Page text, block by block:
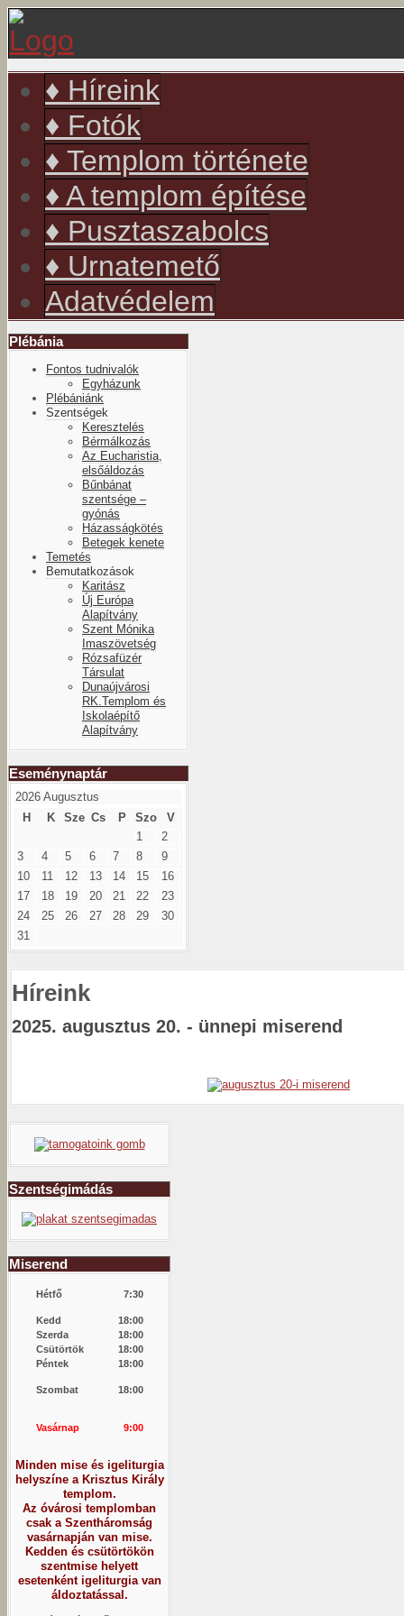
♦ Híreink
♦ Fotók
♦ Templom története
♦ A templom építése
♦ Pusztaszabolcs
♦ Urnatemető
Adatvédelem
Plébánia
Fontos tudnivalók
Egyházunk
Plébániánk
Szentségek
Keresztelés
Bérmálkozás
Az Eucharistia,
elsőáldozás
Bűnbánat
szentsége –
gyónás
Házasságkötés
Betegek kenete
Temetés
Bemutatkozások
Karitász
Új Európa
Alapítvány
Szent Mónika
Imaszövetség
Rózsafüzér
Társulat
Dunaújvárosi
RK.Templom és
Iskolaépítő
Alapítvány
Eseménynaptár
év
hónap
év
hónap
2026 Augusztus
H
K Sze Cs P Szo
V
1
2
3
4 5 6 7 8
9
10
11 12 13 14 15
16
17
18 19 20 21 22
23
24
25 26 27 28 29
30
31
Híreink
2025. augusztus 20. - ünnepi miserend
Szentségimádás
Miserend
Hétfő 7:30
Kedd
18:00
Szerda
18:00
Csütörtök
18:00
Péntek
18:00
Szombat 18:00
Vasárnap 9:00
Minden mise és igeliturgia
helyszíne a Krisztus Király
templom.
Az óvárosi templomban
csak a Szentháromság
vasárnapján van mise.
Kedden és csütörtökön
szentmise helyett
esetenként igeliturgia van
áldoztatással.